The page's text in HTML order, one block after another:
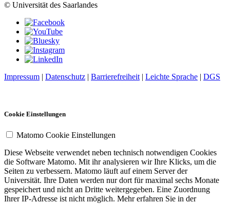
© Universität des Saarlandes
Impressum | Datenschutz | Barrierefreiheit | Leichte Sprache | DGS
Cookie Einstellungen
Matomo Cookie Einstellungen
Diese Webseite verwendet neben technisch notwendigen Cookies
die Software Matomo. Mit ihr analysieren wir Ihre Klicks, um die
Seiten zu verbessern. Matomo läuft auf einem Server der
Universität. Ihre Daten werden nur dort für maximal sechs Monate
gespeichert und nicht an Dritte weitergegeben. Eine Zuordnung
Ihrer IP-Adresse ist nicht möglich. Mehr erfahren Sie in der